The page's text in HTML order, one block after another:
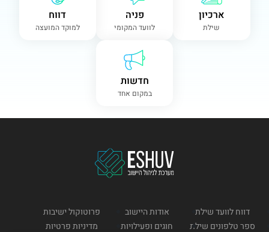
ארכיון
שילת
פניה
לוועד המקומי
דווח
למוקד המועצה
חדשות
במקום אחד
דווח לוועד שילת אודות היישוב
פרוטוקול ישיבות
ספר טלפונים שילת
חוגים ופעילויות מדיניות פרטיות